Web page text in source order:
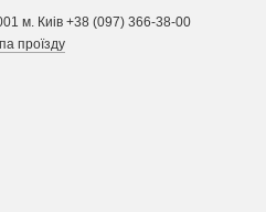
м. Киів +38 (097) 366-38-00
проїзду